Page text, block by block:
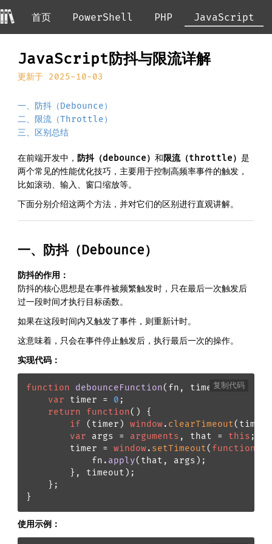
首页 PowerShell PHP JavaScript
JavaScript防抖与限流详解
更新于 2025-10-03
一、防抖（Debounce）
二、限流（Throttle）
三、区别总结
在前端开发中， 防抖（debounce） 和 限流（throttle） 是
两个常见的性能优化技巧，主要用于控制高频率事件的触发，
比如滚动、输入、窗口缩放等。
下面分别介绍这两个方法，并对它们的区别进行直观讲解。
一、防抖（Debounce）
防抖的作用：
防抖的核心思想是在事件被频繁触发时，只在最后一次触发后
过一段时间才执行目标函数。
如果在这段时间内又触发了事件，则重新计时。
这意味着，只会在事件停止触发后，执行最后一次的操作。
实现代码：
function debounceFunction( fn, timeout) {
var timer = 0 ;
return
function( ) {
if
(timer) window. clearTimeout
var args = arguments , that = this ;
        timer =
window. setTimeout( function
            fn.
apply(that, args);
        }, timeout);
    };
}
复制代码
使用示例：